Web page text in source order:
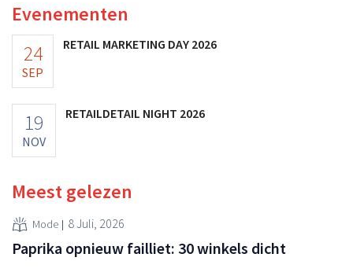
Evenementen
24
SEP
RETAIL MARKETING DAY 2026
19
NOV
RETAILDETAIL NIGHT 2026
Meest gelezen
Mode 8 Juli, 2026
Paprika opnieuw failliet: 30 winkels dicht